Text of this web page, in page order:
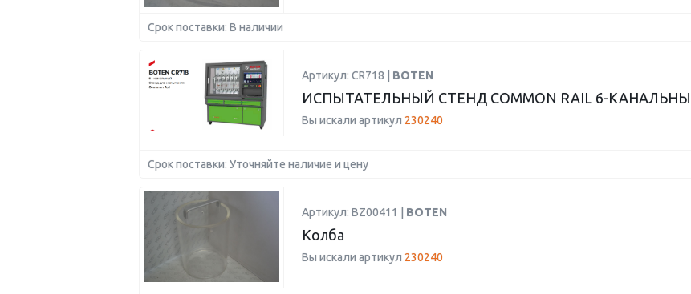
Срок поставки: В наличии
Артикул: CR718 | BOTEN
ИСПЫТАТЕЛЬНЫЙ СТЕНД COMMON RAIL 6-
Вы искали артикул 230240
Срок поставки: Уточняйте наличие и цену
Артикул: BZ00411 | BOTEN
Колба
Вы искали артикул 230240